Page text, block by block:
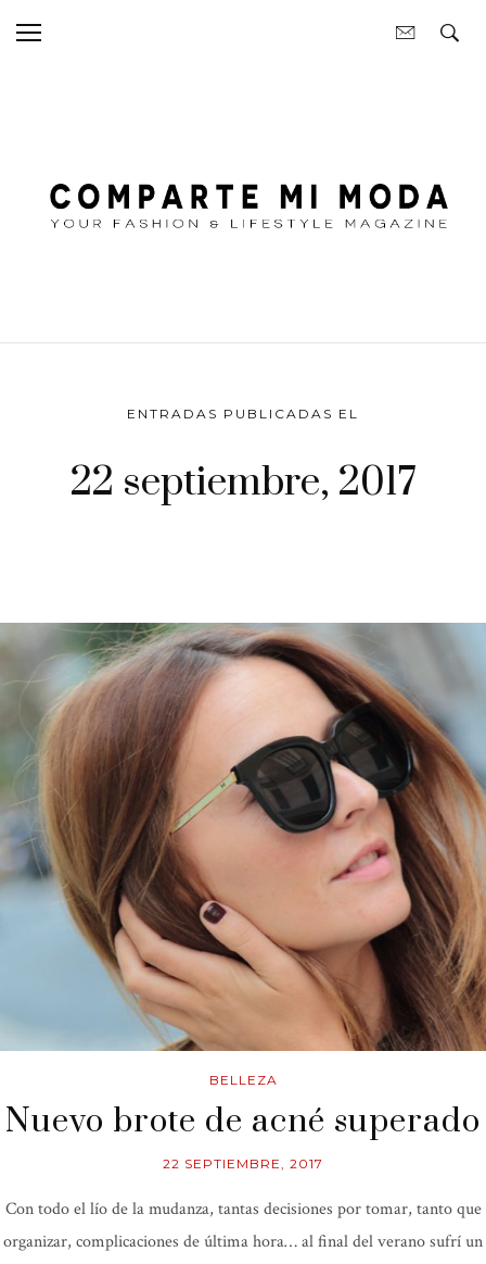
ENTRADAS PUBLICADAS EL
22 septiembre, 2017
BELLEZA
Nuevo brote de acné superado
22 SEPTIEMBRE, 2017
Con todo el lío de la mudanza, tantas decisiones por tomar, tanto que
organizar, complicaciones de última hora… al final del verano sufrí un